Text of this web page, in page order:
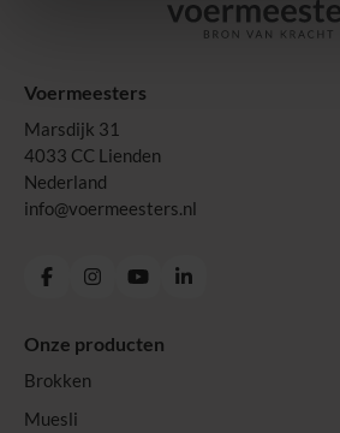
Voermeesters
Marsdijk 31
4033 CC Lienden
Nederland
info@voermeesters.nl
FacebookInstagramYouTubeLinkedIn
Onze producten
Brokken
Muesli